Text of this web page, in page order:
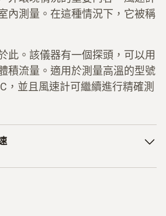
內測量。在這種情況下，它被稱
此。該儀器有一個探頭，可以用
積流量。適用於測量高溫的型號
，並且風速計可繼續進行精確測